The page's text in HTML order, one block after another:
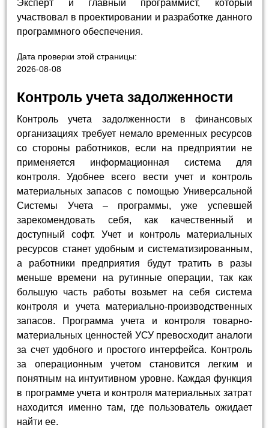
Эксперт и главный программист, который
участвовал в проектировании и разработке данного
программного обеспечения.
Дата проверки этой страницы:
2026-08-08
Контроль учета задолженности
Контроль учета задолженности в финансовых
организациях требует немало временных ресурсов
со стороны работников, если на предприятии не
применяется информационная система для
контроля. Удобнее всего вести учет и контроль
материальных запасов с помощью Универсальной
Системы Учета – программы, уже успевшей
зарекомендовать себя, как качественный и
доступный софт. Учет и контроль материальных
ресурсов станет удобным и систематизированным,
а работники предприятия будут тратить в разы
меньше времени на рутинные операции, так как
большую часть работы возьмет на себя система
контроля и учета материально-производственных
запасов. Программа учета и контроля товарно-
материальных ценностей УСУ превосходит аналоги
за счет удобного и простого интерфейса. Контроль
за операционным учетом становится легким и
понятным на интуитивном уровне. Каждая функция
в программе учета и контроля материальных затрат
находится именно там, где пользователь ожидает
найти ее.